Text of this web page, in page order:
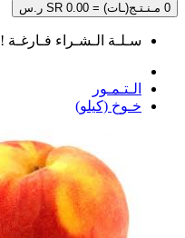
0 مـنـتـج(ـات) = SR 0.00 ر.س
سـلـة الـشـراء فـارغـة !
الـتـمـور
خـوخ (كيلو)